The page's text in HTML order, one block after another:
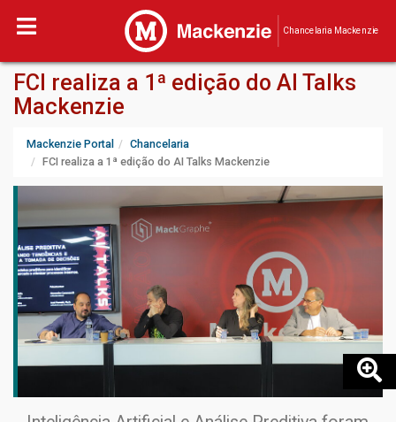
Chancelaria Mackenzie
FCI realiza a 1ª edição do AI Talks
Mackenzie
Mackenzie Portal
Chancelaria
FCI realiza a 1ª edição do AI Talks Mackenzie